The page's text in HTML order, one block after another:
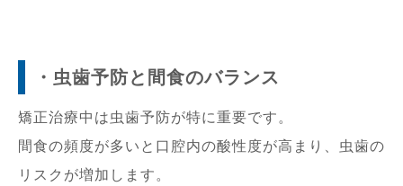
・虫歯予防と間食のバランス
矯正治療中は虫歯予防が特に重要です。
間食の頻度が多いと口腔内の酸性度が高まり、虫歯の
リスクが増加します。